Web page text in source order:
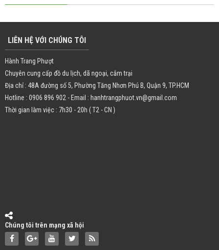
LIÊN HỆ VỚI CHÚNG TÔI
Hành Trang Phượt
Chuyên cung cấp đồ du lịch, dã ngoại, cắm trại
Địa chỉ : 48A đường số 5, Phường Tăng Nhơn Phú B, Quận 9, TP.HCM
Hotline : 0906 896 902 - Email : hanhtrangphuot.vn@gmail.com
Thời gian làm việc : 7h30 - 20h ( T2 - CN )
Chúng tôi trên mạng xã hội